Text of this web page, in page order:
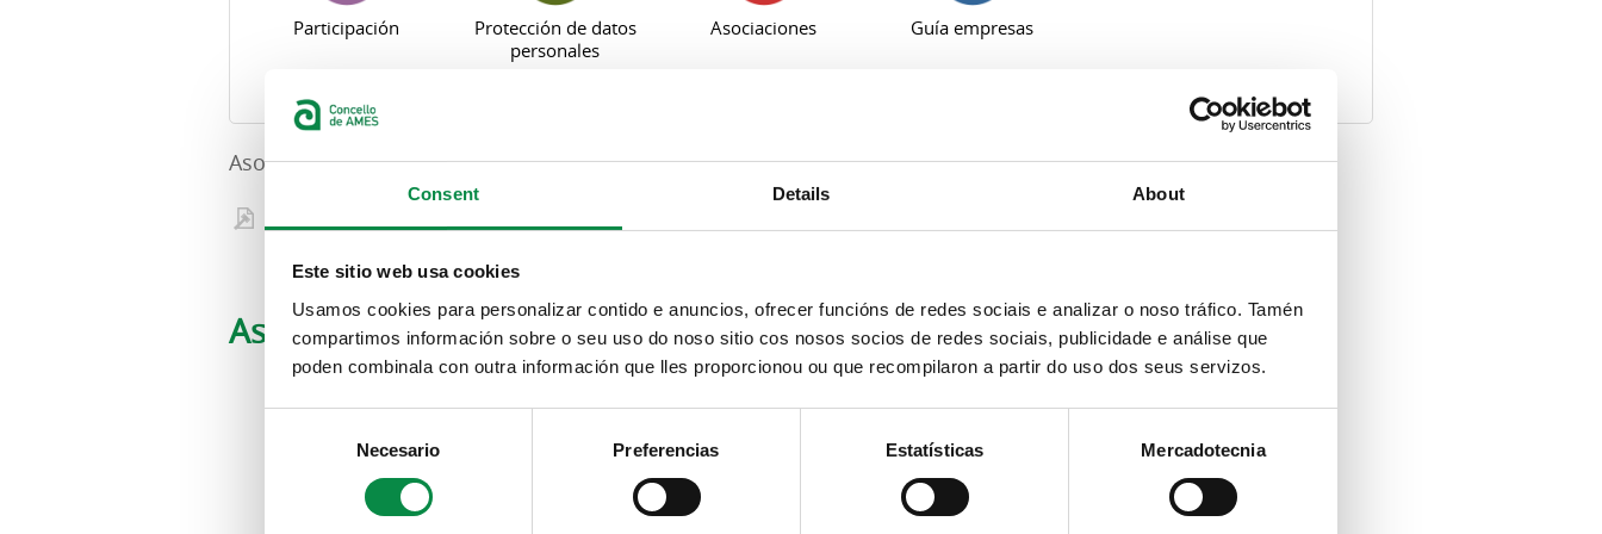
Consent Details About
Este sitio web usa cookies
Usamos cookies para personalizar contido e anuncios, ofrecer funcións de redes sociais e analizar o noso tráfico. Tamén
compartimos información sobre o seu uso do noso sitio cos nosos socios de redes sociais, publicidade e análise que
poden combinala con outra información que lles proporcionou ou que recompilaron a partir do uso dos seus servizos.
Necesario Preferencias Estatísticas Mercadotecnia
Participación
Protección de datos
personales
Asociaciones Guía empresas
Asociaciones
asociacións
municipais para
asociacións
Solapas principales
Asociaciones